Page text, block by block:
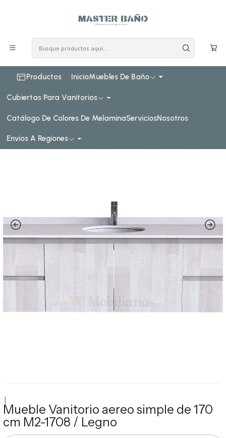
Productos InicioMuebles De Baño
Cubiertas Para Vanitorios
Catálogo De Colores De MelaminaServiciosNosotros
Envios A Regiones
Muebles vanitorios aereo simple cuarzo 170 cm
Mueble Vanitorio aereo simple de 170 cm M2-1708 / Legno
|
Mueble Vanitorio aereo simple de 170
cm M2-1708 / Legno